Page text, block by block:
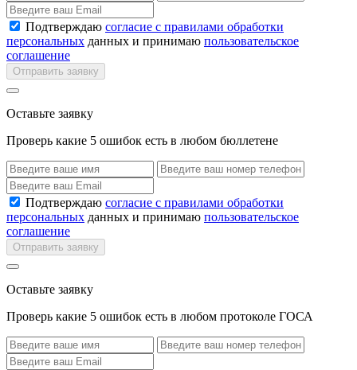
Подтверждаю согласие с правилами обработки
персональных данных и принимаю пользовательское
соглашение
Отправить заявку
Оставьте заявку
Проверь какие 5 ошибок есть в любом бюллетене
Подтверждаю согласие с правилами обработки
персональных данных и принимаю пользовательское
соглашение
Отправить заявку
Оставьте заявку
Проверь какие 5 ошибок есть в любом протоколе ГОСА